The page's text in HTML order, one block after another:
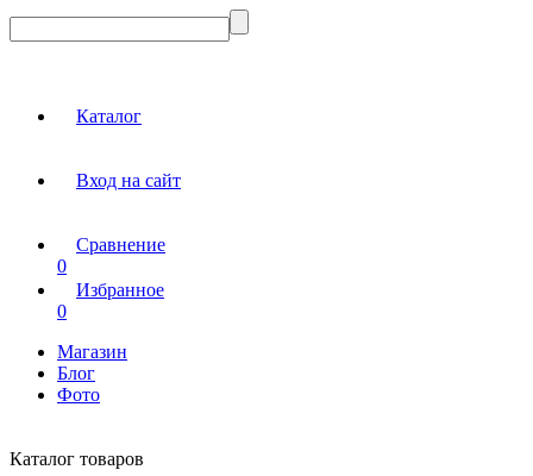
Каталог
Вход на сайт
Сравнение
0
Избранное
0
Магазин
Блог
Фото
Каталог товаров